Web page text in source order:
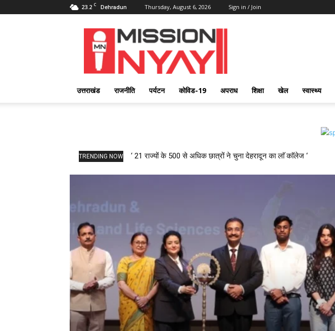
23.2 C Dehradun Thursday, August 6, 2026 Sign in / Join
Mission
Nyay
उत्तराखंड राजनीति पर्यटन कोविड-19 अपराध शिक्षा खेल स्वास्थ्य
TRENDING NOW ‘ 21 राज्यों के 500 से अधिक छात्रों ने चुना देहरादून का लाॅ काॅलेज ‘